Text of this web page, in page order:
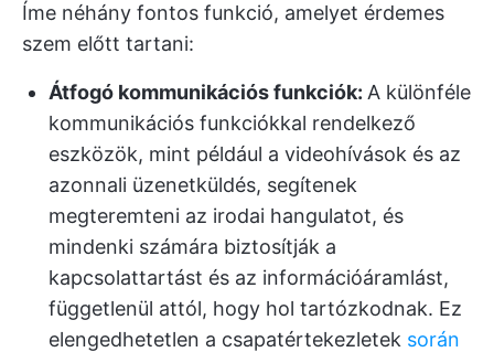
Íme néhány fontos funkció, amelyet érdemes
szem előtt tartani:
Átfogó kommunikációs funkciók: A különféle
kommunikációs funkciókkal rendelkező
eszközök, mint például a videohívások és az
azonnali üzenetküldés, segítenek
megteremteni az irodai hangulatot, és
mindenki számára biztosítják a
kapcsolattartást és az információáramlást,
függetlenül attól, hogy hol tartózkodnak. Ez
elengedhetetlen a csapatértekezletek során